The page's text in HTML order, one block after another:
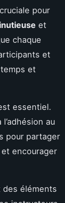
pour
et
chaque
et
et
essentiel.
au
pour partager
encourager
des éléments